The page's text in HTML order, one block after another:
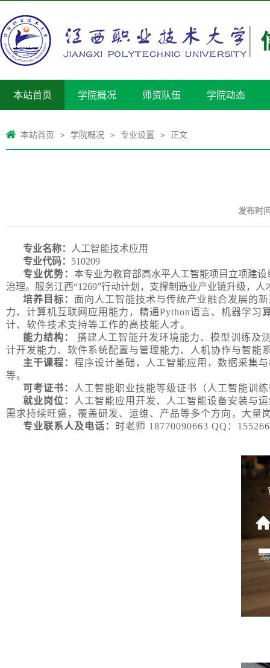
本站首页 学院概况 师资队伍 学院动态
本站首页 > 学院概况 > 专业设置 > 正文
发布时
专业名称：
人工智能技术应用
专业代码： 510209
专业优势： 本专业为教育部高水平人工智能项目立项建
治理。服务江西“1269”行动计划，支撑制造业产业链升级，人
培养目标： 面向人工智能技术与传统产业融合发展的
力、计算机互联网应用能力，精通Python语言、机器学习
计、软件技术支持等工作的高技能人才。
能力结构：
搭建人工智能开发环境能力、模型训练及
计开发能力、软件系统配置与管理能力、人机协作与智能
主干课程： 程序设计基础，人工智能应用，数据采集
等。
可考证书：
人工智能职业技能等级证书（人工智能训
就业岗位：
人工智能应用开发、人工智能设备安装与
需求持续旺盛，覆盖研发、运维、产品等多个方向，大量
专业联系人及电话：
时老师 18770090663 QQ：